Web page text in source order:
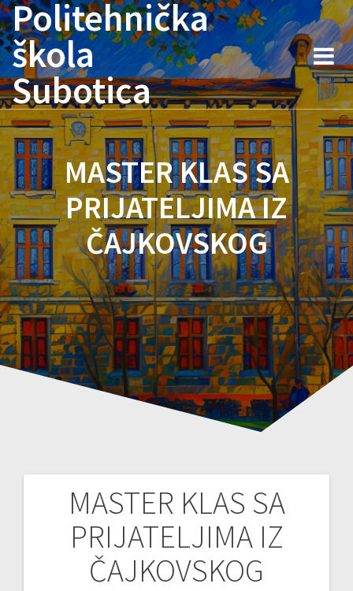
Skip
to
content
Politehnička
škola
Subotica
MASTER KLAS SA
PRIJATELJIMA IZ
ČAJKOVSKOG
MASTER KLAS SA
PRIJATELJIMA IZ
ČAJKOVSKOG
Post
navigation